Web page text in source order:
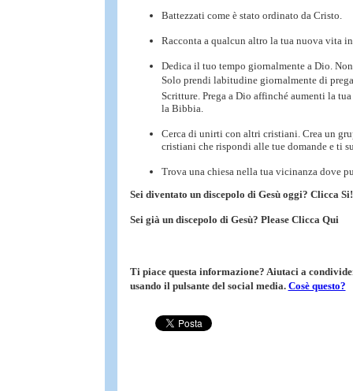
Battezzaticome è stato ordinato da Cristo.
Racconta a qualcun altro la tua nuova vita
Dedica il tuo tempo giornalmente a Dio.
Solo prendi labitudine giornalmente di
Scritture. Prega a Dio affinché aumenti la
la Bibbia.
Cerca di unirti con altri cristiani. Crea un
cristiani che rispondi alle tue domande e ti
Trova una chiesa nella tua vicinanza dove
Sei diventato un discepolo di Gesù oggi? Clicca Si!
Sei già un discepolo di Gesù? Please Clicca Qui
Ti piace questa informazione? Aiutaci a
usando il pulsante del social media. Cosè questo?